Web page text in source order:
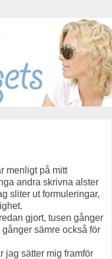
menligt på mitt
andra skrivna alster
sliter ut formuleringar,
gjort, tusen gånger
sämre också för
jag sätter mig framför